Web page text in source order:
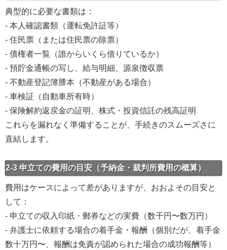
典型的に必要な書類は：
- 本人確認書類（運転免許証等）
- 住民票（または住民票の除票）
- 債権者一覧（誰からいくら借りているか）
- 預貯金通帳の写し、給与明細、源泉徴収票
- 不動産登記簿謄本（不動産がある場合）
- 車検証（自動車所有時）
- 保険解約返戻金の証明、株式・投資信託の残高証明
これらを漏れなく準備することが、手続きのスムーズさに
直結します。
2-3 申立ての費用の目安（予納金・裁判所費用の概算）
費用はケースによって差がありますが、おおよその目安と
して：
- 申立ての収入印紙・郵券などの実費（数千円〜数万円）
- 弁護士に依頼する場合の着手金・報酬（個別だが、着手金
数十万円〜、報酬は免責が認められた場合の成功報酬等）